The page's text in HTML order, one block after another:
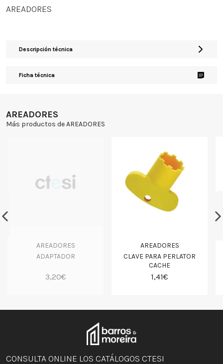
AREADORES
Descripción técnica
Ficha técnica
AREADORES
Más productos de AREADORES
AREADORES
ADAPTADOR
3,20€
AREADORES
CLAVE PARA PERLATOR
CACHE
1,41€
CONSULTA ONLINE LOS CATÁLOGOS CTESI